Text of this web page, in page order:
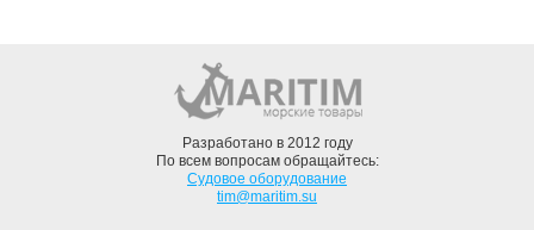
Разработано в 2012 году
По всем вопросам обращайтесь:
Судовое оборудование
tim@maritim.su